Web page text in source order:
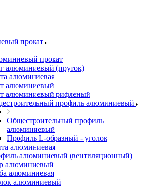
прокат
прокат
алюминиевый (пруток)
алюминиевая
алюминиевый
алюминиевый рифленый
профиль алюминиевый
Общестроительный профиль
алюминиевый
Профиль L-образный - уголок
алюминиевая
алюминиевый (вентиляционный)
алюминиевый
алюминиевая
алюминиевый